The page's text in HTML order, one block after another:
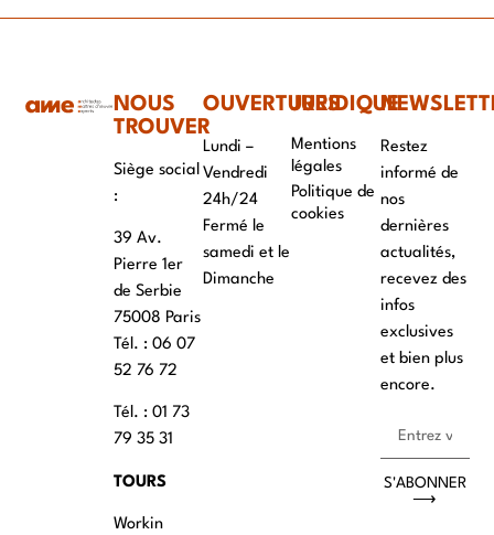
NOUS
TROUVER
Siège social
:
39 Av.
Pierre 1er
de Serbie
75008 Paris
Tél. : ‭06 07
52 76 72
Tél. : 01 73
79 35 31
TOURS
Workin
OUVERTURES
Lundi –
Vendredi
24h/24
Fermé le
samedi et le
Dimanche
JURIDIQUE
Mentions
légales
Politique de
cookies
Restez
informé de
nos
dernières
actualités,
recevez des
infos
exclusives
et bien plus
encore.
S'ABONNER
⟶